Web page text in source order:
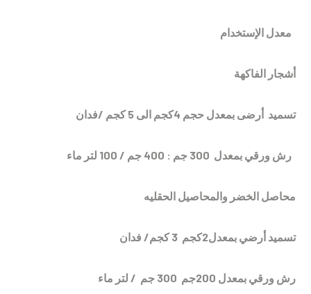
معدل الإستخدام
أشجار الفاكهة
تسميد أرضى بمعدل حجم 4كجم الى 5 كجم /فدان
رش ورقي بمعدل 300 جم : 400 جم / 100 لتر ماء
محاصل الخضر والمحاصيل الحقليه
تسميد أرضي بمعدل2كجم 3 كجم/ فدان
رش ورقي بمعدل 200جم 300 جم / لتر ماء